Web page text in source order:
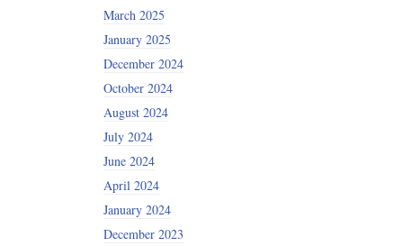
March 2025
January 2025
December 2024
October 2024
August 2024
July 2024
June 2024
April 2024
January 2024
December 2023